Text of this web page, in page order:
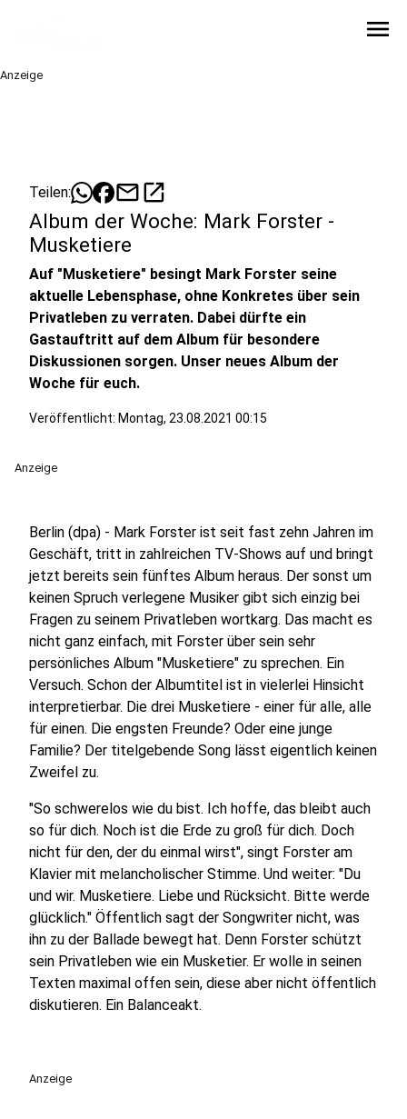
menu
Anzeige
Teilen: mailopen_in_new
Album der Woche: Mark Forster -
Musketiere
Auf "Musketiere" besingt Mark Forster seine
aktuelle Lebensphase, ohne Konkretes über sein
Privatleben zu verraten. Dabei dürfte ein
Gastauftritt auf dem Album für besondere
Diskussionen sorgen. Unser neues Album der
Woche für euch.
Veröffentlicht: Montag, 23.08.2021 00:15
Anzeige
Berlin (dpa) - Mark Forster ist seit fast zehn Jahren im
Geschäft, tritt in zahlreichen TV-Shows auf und bringt
jetzt bereits sein fünftes Album heraus. Der sonst um
keinen Spruch verlegene Musiker gibt sich einzig bei
Fragen zu seinem Privatleben wortkarg. Das macht es
nicht ganz einfach, mit Forster über sein sehr
persönliches Album "Musketiere" zu sprechen. Ein
Versuch. Schon der Albumtitel ist in vielerlei Hinsicht
interpretierbar. Die drei Musketiere - einer für alle, alle
für einen. Die engsten Freunde? Oder eine junge
Familie? Der titelgebende Song lässt eigentlich keinen
Zweifel zu.
"So schwerelos wie du bist. Ich hoffe, das bleibt auch
so für dich. Noch ist die Erde zu groß für dich. Doch
nicht für den, der du einmal wirst", singt Forster am
Klavier mit melancholischer Stimme. Und weiter: "Du
und wir. Musketiere. Liebe und Rücksicht. Bitte werde
glücklich." Öffentlich sagt der Songwriter nicht, was
ihn zu der Ballade bewegt hat. Denn Forster schützt
sein Privatleben wie ein Musketier. Er wolle in seinen
Texten maximal offen sein, diese aber nicht öffentlich
diskutieren. Ein Balanceakt.
Anzeige